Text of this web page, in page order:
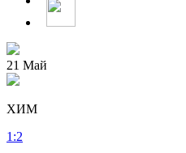
21 Май
ХИМ
1 :2